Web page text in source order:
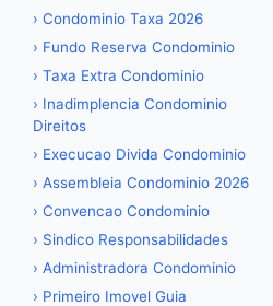
› Condominio Taxa 2026
› Fundo Reserva Condominio
› Taxa Extra Condominio
› Inadimplencia Condominio
Direitos
› Execucao Divida Condominio
› Assembleia Condominio 2026
› Convencao Condominio
› Sindico Responsabilidades
› Administradora Condominio
› Primeiro Imovel Guia